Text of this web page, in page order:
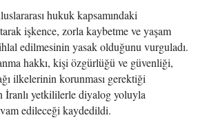
hukuk kapsamındaki
işkence, zorla kaybetme ve yaşam
edilmesinin yasak olduğunu vurguladı.
hakkı, kişi özgürlüğü ve güvenliği,
ilkelerinin korunması gerektiği
İranlı yetkililerle diyalog yoluyla
edileceği kaydedildi.